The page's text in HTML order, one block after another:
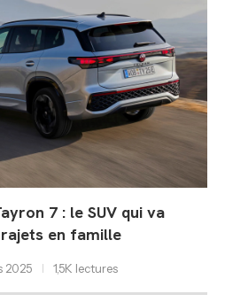
7 : le SUV qui va
en famille
2025 1,5K lectures